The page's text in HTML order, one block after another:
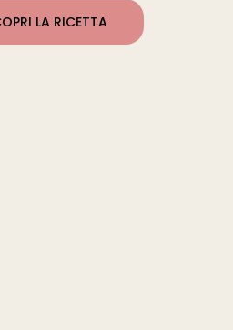
LA RICETTA